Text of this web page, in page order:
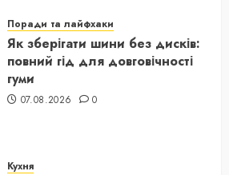
Поради та лайфхаки
Як зберігати шини без дисків:
повний гід для довговічності
гуми
07.08.2026 0
Кухня